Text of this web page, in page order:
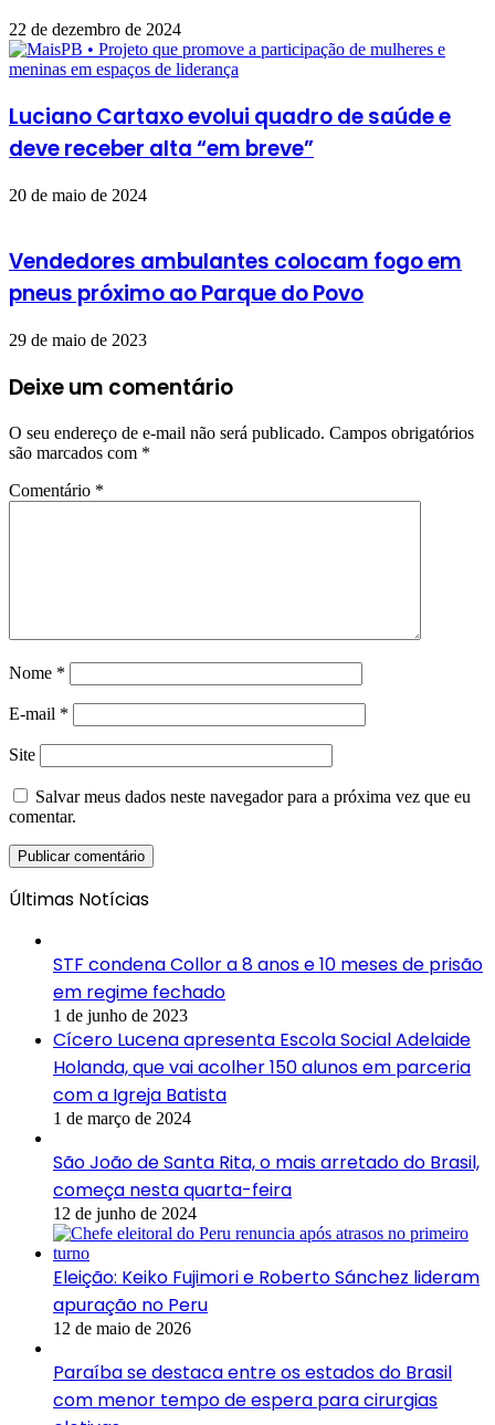
22 de dezembro de 2024
Luciano Cartaxo evolui quadro de saúde e
deve receber alta “em breve”
20 de maio de 2024
Vendedores ambulantes colocam fogo em
pneus próximo ao Parque do Povo
29 de maio de 2023
Deixe um comentário
O seu endereço de e-mail não será publicado. Campos obrigatórios
são marcados com *
Comentário *
Nome *
E-mail *
Site
Salvar meus dados neste navegador para a próxima vez que eu
comentar.
Últimas Notícias
STF condena Collor a 8 anos e 10 meses de prisão
em regime fechado
1 de junho de 2023
Cícero Lucena apresenta Escola Social Adelaide
Holanda, que vai acolher 150 alunos em parceria
com a Igreja Batista
1 de março de 2024
São João de Santa Rita, o mais arretado do Brasil,
começa nesta quarta-feira
12 de junho de 2024
Eleição: Keiko Fujimori e Roberto Sánchez lideram
apuração no Peru
12 de maio de 2026
Paraíba se destaca entre os estados do Brasil
com menor tempo de espera para cirurgias